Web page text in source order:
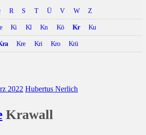
R S T Ü V W Z
Ki Kl Kn Kö Kr Ku
Kre Kri Kro Krü
2022 Hubertus Nerlich
Krawall